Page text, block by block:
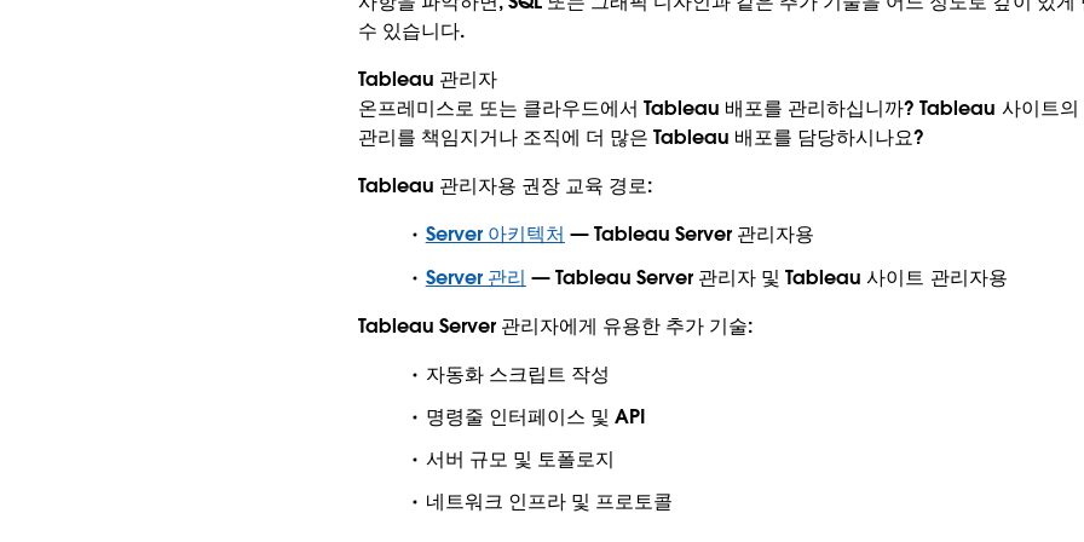
수 있습니다.
Tableau 관리자
온프레미스로 또는 클라우드에서 Tableau 배포를 관리하십니까? Tableau 사이트의
관리를 책임지거나 조직에 더 많은 Tableau 배포를 담당하시나요?
Tableau 관리자용 권장 교육 경로:
Server 아키텍처 — Tableau Server 관리자용
Server 관리 — Tableau Server 관리자 및 Tableau 사이트 관리자용
Tableau Server 관리자에게 유용한 추가 기술:
자동화 스크립트 작성
명령줄 인터페이스 및 API
서버 규모 및 토폴로지
네트워크 인프라 및 프로토콜